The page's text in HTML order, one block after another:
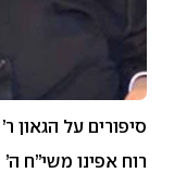
סיפורים על הגאון
רוח אפינו משי”ח